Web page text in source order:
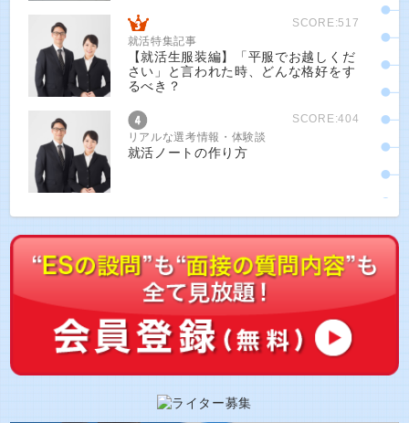
SCORE:517
就活特集記事
【就活生服装編】「平服でお越しくだ
さい」と言われた時、どんな格好をす
るべき？
SCORE:404
リアルな選考情報・体験談
就活ノートの作り方